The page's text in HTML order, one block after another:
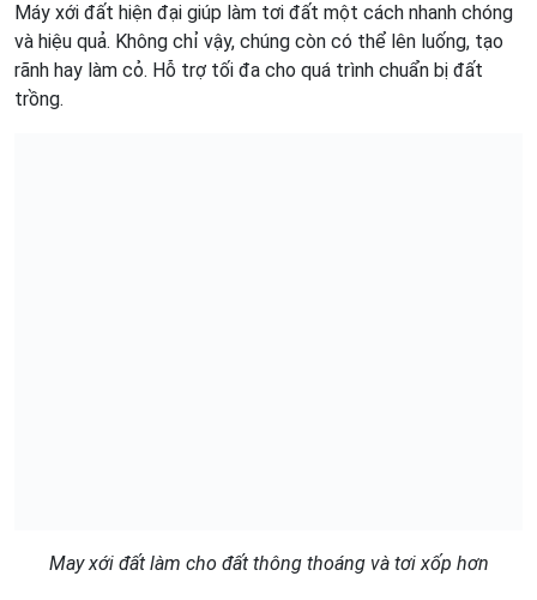
Máy xới đất hiện đại giúp làm tơi đất một cách nhanh chóng
và hiệu quả. Không chỉ vậy, chúng còn có thể lên luống, tạo
rãnh hay làm cỏ. Hỗ trợ tối đa cho quá trình chuẩn bị đất
trồng.
May xới đất làm cho đất thông thoáng và tơi xốp hơn